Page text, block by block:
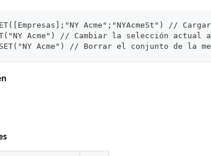
Acme";"NYAcmeSt") //
Acme") // Cambiar la selección actual a
SET("NY Acme") // Borrar el conjunto de la